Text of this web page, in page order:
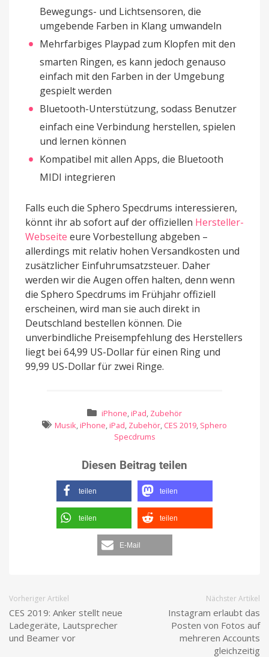
Bewegungs- und Lichtsensoren, die
umgebende Farben in Klang umwandeln
Mehrfarbiges Playpad zum Klopfen mit den
smarten Ringen, es kann jedoch genauso
einfach mit den Farben in der Umgebung
gespielt werden
Bluetooth-Unterstützung, sodass Benutzer
einfach eine Verbindung herstellen, spielen
und lernen können
Kompatibel mit allen Apps, die Bluetooth
MIDI integrieren
Falls euch die Sphero Specdrums interessieren,
könnt ihr ab sofort auf der offiziellen Hersteller-
Webseite eure Vorbestellung abgeben –
allerdings mit relativ hohen Versandkosten und
zusätzlicher Einfuhrumsatzsteuer. Daher
werden wir die Augen offen halten, denn wenn
die Sphero Specdrums im Frühjahr offiziell
erscheinen, wird man sie auch direkt in
Deutschland bestellen können. Die
unverbindliche Preisempfehlung des Herstellers
liegt bei 64,99 US-Dollar für einen Ring und
99,99 US-Dollar für zwei Ringe.
iPhone, iPad, Zubehör
Musik, iPhone, iPad, Zubehör, CES 2019, Sphero
Specdrums
Diesen Beitrag teilen
teilen teilen
teilen teilen
E-Mail
Vorheriger Artikel
CES 2019: Anker stellt neue
Ladegeräte, Lautsprecher
und Beamer vor
Nächster Artikel
Instagram erlaubt das
Posten von Fotos auf
mehreren Accounts
gleichzeitig